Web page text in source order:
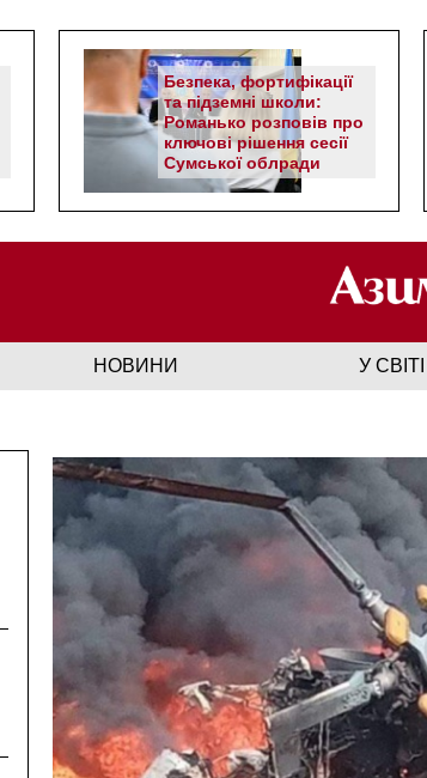
Безпека, фортифікації
та підземні школи:
Романько розповів про
ключові рішення сесії
Сумської облради
НОВИНИ У СВІТІ